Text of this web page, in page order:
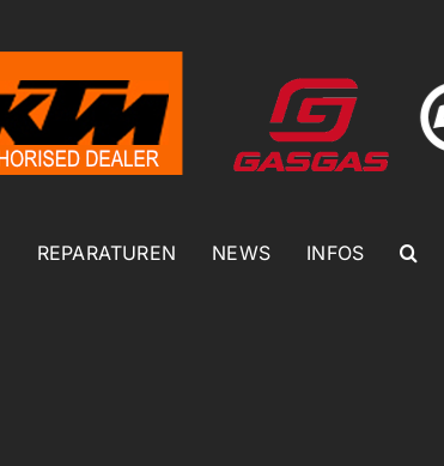
REPARATUREN NEWS INFOS